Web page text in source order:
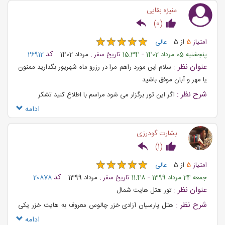
از ما بخواهید.منیزه بقایی
(
0
)
امتیاز5 از 5 عالی ★★★★★
★★★★★
پنجشنبه 05 مرداد 1402 -
15:34تاریخ سفر : مرداد 1402 کد 26912
عنوان نظر : سلام این مورد راهم مرا در رزرو ماه شهریور بگدارید ممنون
یا مهر و آبان موفق باشید
شرح نظر : اگر این تور برگزار می شود مراسم با اطلاع کنید تشکر
ادامه
بشارت گودرزی
(
1
)
امتیاز5 از 5 عالی ★★★★★
★★★★★
جمعه 24 مرداد 1399 -
11:48تاریخ سفر : مرداد 1399 کد 20878
عنوان نظر : تور هتل هایت شمال
شرح نظر : هتل پارسیان آزادی خزر چالوس معروف به هایت خزر یکی
از زیباترین و بهترین هتل های پنج ستاره ساحلی آبهای نیلگون دریای
ادامه